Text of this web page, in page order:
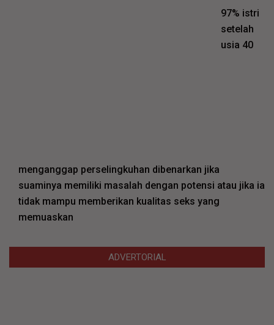
97% istri
setelah
usia 40
menganggap perselingkuhan dibenarkan jika
suaminya memiliki masalah dengan potensi atau jika ia
tidak mampu memberikan kualitas seks yang
memuaskan
ADVERTORIAL